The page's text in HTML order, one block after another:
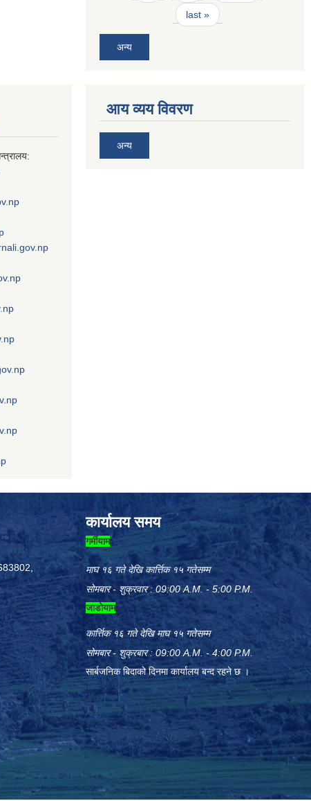
last »
अन्य
आय व्यय विवरण
अन्य
कार्यालय समय
गर्मीयाम
माघ १६ गते देखि कार्त्तिक १५ गतेसम्म
सोमबार - शुक्रवार : 09:00 A.M. - 5:00 P.M.
जाडोयाम
कार्त्तिक १६ गते देखि माघ १५ गतेसम्म
सोमबार - शुक्रबार : 09:00 A.M. - 4:00 P.M.
सार्बजनिक बिदाको दिनमा कार्यालय बन्द रहने छ ।